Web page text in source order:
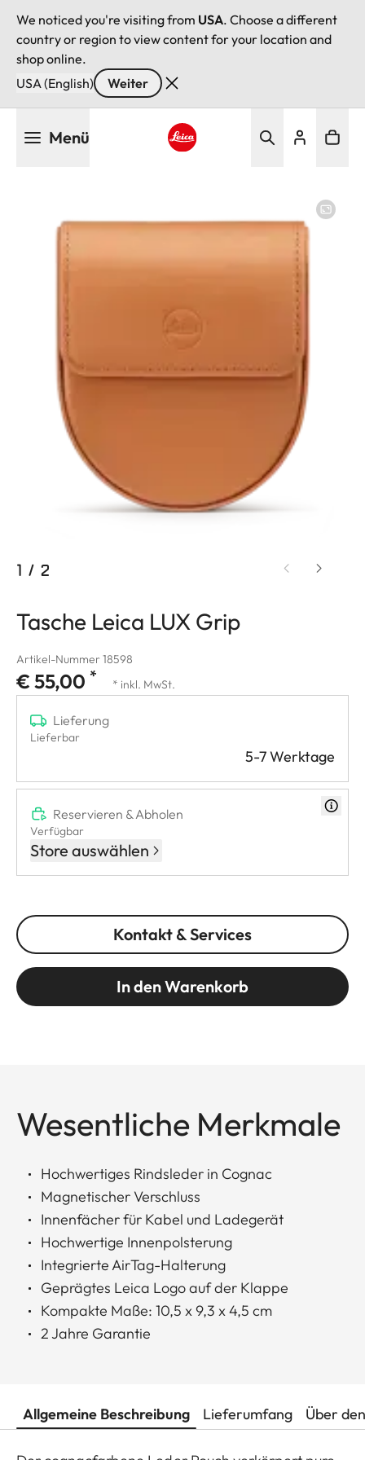
We noticed you're visiting from USA. Choose a different
country or region to view content for your location and
shop online.
USA (English)
Weiter
Menü
1 / 2
Tasche Leica LUX Grip
Artikel-Nummer 18598
€ 55,00 * * inkl. MwSt.
Lieferung
Lieferbar
5-7 Werktage
Reservieren & Abholen
Verfügbar
Store auswählen
Kontakt & Services
In den Warenkorb
Wesentliche Merkmale
Hochwertiges Rindsleder in Cognac
Magnetischer Verschluss
Innenfächer für Kabel und Ladegerät
Hochwertige Innenpolsterung
Integrierte AirTag-Halterung
Geprägtes Leica Logo auf der Klappe
Kompakte Maße: 10,5 x 9,3 x 4,5 cm
2 Jahre Garantie
Allgemeine Beschreibung Lieferumfang Über